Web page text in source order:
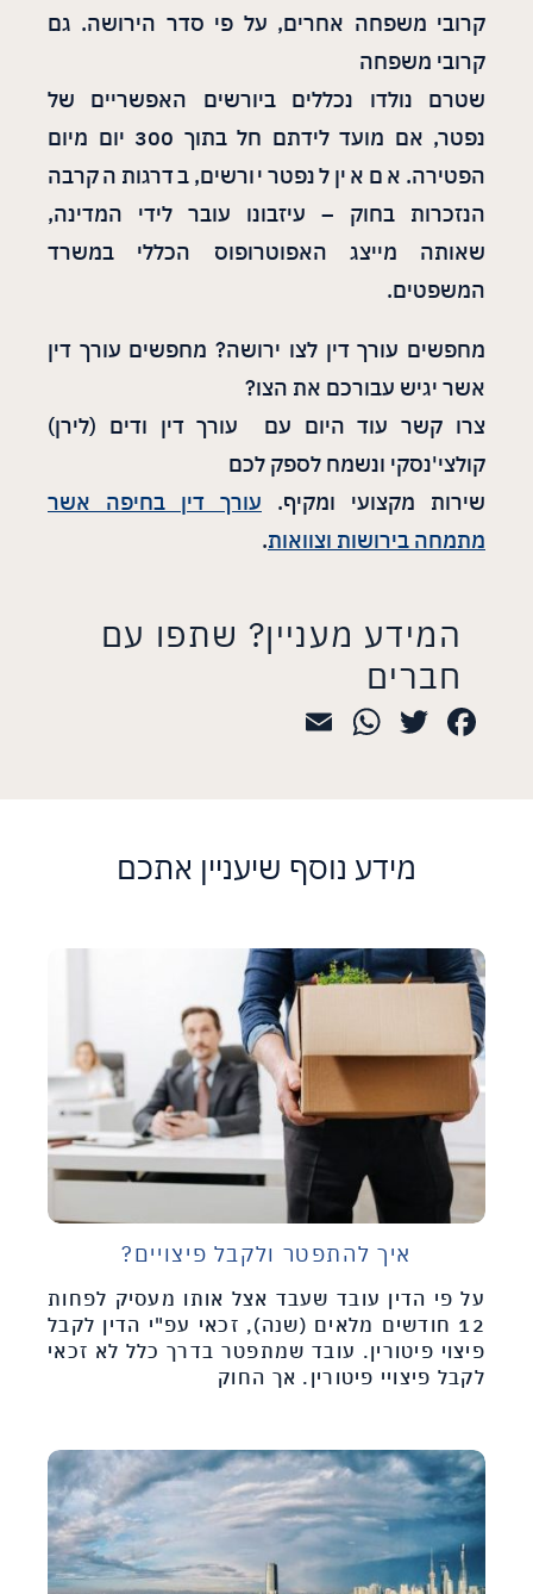
קרובי משפחה אחרים, על פי סדר הירושה. גם
קרובי משפחה
שטרם נולדו נכללים ביורשים האפשריים של
נפטר, אם מועד לידתם חל בתוך 300 יום מיום
הפטירה. אם אין לנפטר יורשים, בדרגות הקרבה
הנזכרות בחוק – עיזבונו עובר לידי המדינה,
שאותה מייצג האפוטרופוס הכללי במשרד
המשפטים.
מחפשים עורך דין לצו ירושה? מחפשים עורך דין
אשר יגיש עבורכם את הצו?
צרו קשר עוד היום עם עורך דין ודים (לירן)
קולצי'נסקי ונשמח לספק לכם
שירות מקצועי ומקיף. עורך דין בחיפה אשר
מתמחה בירושות וצוואות.
המידע מעניין? שתפו עם
חברים
Facebook
Twitter
WhatsApp
מידע נוסף שיעניין אתכם
איך להתפטר ולקבל פיצויים?
על פי הדין עובד שעבד אצל אותו מעסיק לפחות
12 חודשים מלאים (שנה), זכאי עפ"י הדין לקבל
פיצוי פיטורין. עובד שמתפטר בדרך כלל לא זכאי
לקבל פיצויי פיטורין. אך החוק